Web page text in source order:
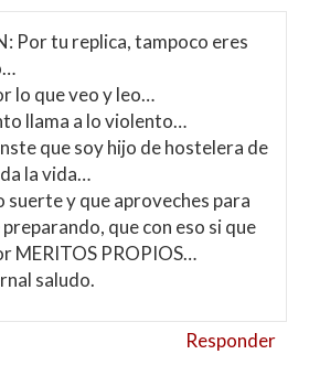
Por tu replica, tampoco eres
lo que veo y leo…
llama a lo violento…
que soy hijo de hostelera de
la vida…
suerte y que aproveches para
que con eso si que
MERITOS PROPIOS…
saludo.
Responder